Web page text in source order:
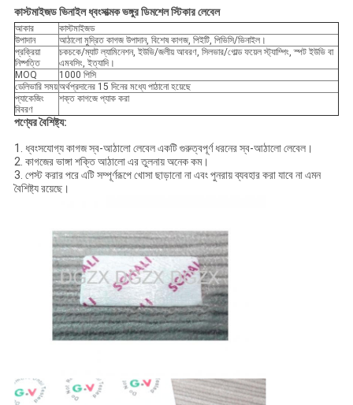
কাস্টমাইজড ভিনাইল ধ্বংসাত্মক ভঙ্গুর ডিমশেল স্টিকার লেবেল
আকার
কাস্টমাইজড
উপাদান
আঠালো মুদ্রিত কাগজ উপাদান, বিশেষ কাগজ, পিইটি, পিভিসি/ভিনাইল।
প্রক্রিয়া
নিষ্পত্তি
চকচকে/ম্যাট ল্যামিনেশন, ইউভি/জলীয় আবরণ, সিলভার/গোল্ড ফয়েল স্ট্যাম্পিং, স্পট ইউভি বা
এমবসিং, ইত্যাদি।
MOQ
1000 পিসি
ডেলিভারি সময়অর্থপ্রদানের 15 দিনের মধ্যে পাঠানো হয়েছে
প্যাকেজিং
বিবরণ
শক্ত কাগজে প্যাক করা
পণ্যের বৈশিষ্ট্য:
1. ধ্বংসযোগ্য কাগজ স্ব-আঠালো লেবেল একটি গুরুত্বপূর্ণ ধরনের স্ব-আঠালো লেবেল।
2. কাগজের ভাঙ্গা শক্তি আঠালো এর তুলনায় অনেক কম।
3. পেস্ট করার পরে এটি সম্পূর্ণরূপে খোসা ছাড়ানো না এবং পুনরায় ব্যবহার করা যাবে না এমন
বৈশিষ্ট্য রয়েছে।